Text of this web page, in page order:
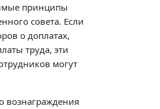
принципы
совета. Если
о доплатах,
труда, эти
могут
вознаграждения